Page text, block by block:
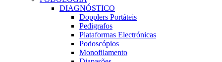
DIAGNÓSTICO
Dopplers Portáteis
Pedigrafos
Plataformas Electrónicas
Podoscópios
Monofilamento